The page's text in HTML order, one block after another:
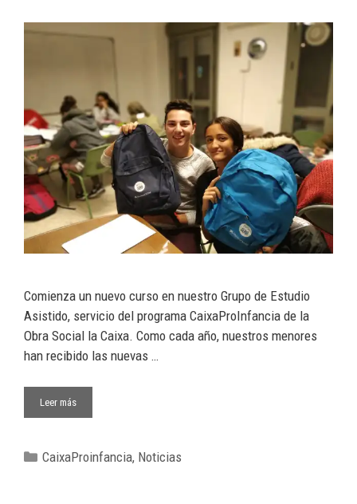
Comienza un nuevo curso en nuestro Grupo de Estudio
Asistido, servicio del programa CaixaProInfancia de la
Obra Social la Caixa. Como cada año, nuestros menores
han recibido las nuevas …
Leer más
CaixaProinfancia, Noticias